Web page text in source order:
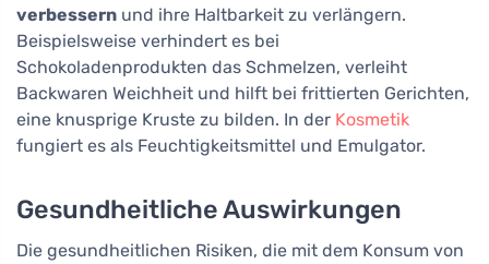
verbessern und ihre Haltbarkeit zu verlängern.
Beispielsweise verhindert es bei
Schokoladenprodukten das Schmelzen, verleiht
Backwaren Weichheit und hilft bei frittierten Gerichten,
eine knusprige Kruste zu bilden. In der Kosmetik
fungiert es als Feuchtigkeitsmittel und Emulgator.
Gesundheitliche Auswirkungen
Die gesundheitlichen Risiken, die mit dem Konsum von